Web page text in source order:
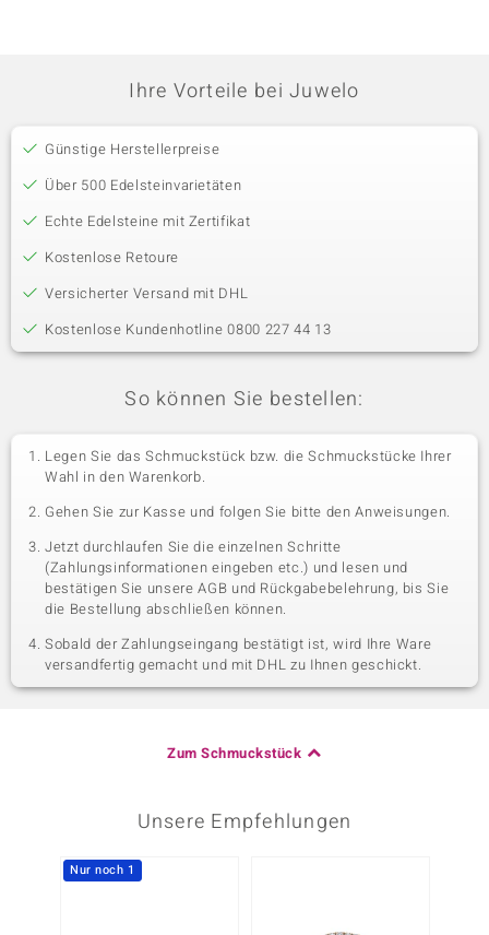
Ihre Vorteile bei Juwelo
Günstige Herstellerpreise
Über 500 Edelsteinvarietäten
Echte Edelsteine mit Zertifikat
Kostenlose Retoure
Versicherter Versand mit DHL
Kostenlose Kundenhotline 0800 227 44 13
So können Sie bestellen:
Legen Sie das Schmuckstück bzw. die Schmuckstücke Ihrer
Wahl in den Warenkorb.
Gehen Sie zur Kasse und folgen Sie bitte den Anweisungen.
Jetzt durchlaufen Sie die einzelnen Schritte
(Zahlungsinformationen eingeben etc.) und lesen und
bestätigen Sie unsere AGB und Rückgabebelehrung, bis Sie
die Bestellung abschließen können.
Sobald der Zahlungseingang bestätigt ist, wird Ihre Ware
versandfertig gemacht und mit DHL zu Ihnen geschickt.
Zum Schmuckstück
Unsere Empfehlungen
Nur noch 1